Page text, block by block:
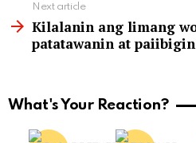
Next article
Kilalanin ang limang
patatawanin at
What's Your Reaction?